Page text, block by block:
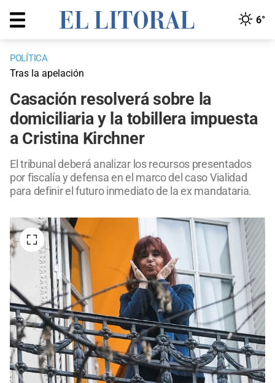
6°
POLÍTICA
Tras la apelación
Casación resolverá sobre la
domiciliaria y la tobillera impuesta
a Cristina Kirchner
El tribunal deberá analizar los recursos presentados
por fiscalía y defensa en el marco del caso Vialidad
para definir el futuro inmediato de la ex mandataria.